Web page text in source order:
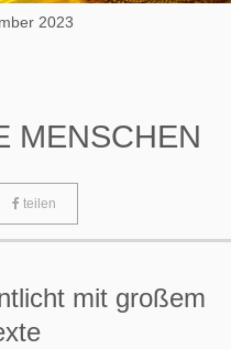
2023
MENSCHEN
teilen
mit großem